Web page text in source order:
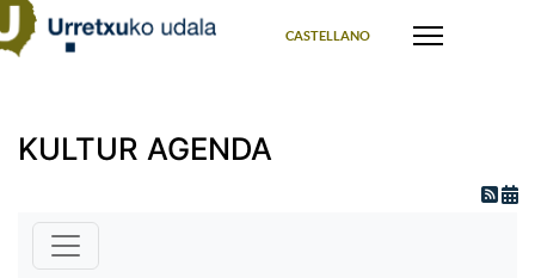
CASTELLANO
KULTUR AGENDA